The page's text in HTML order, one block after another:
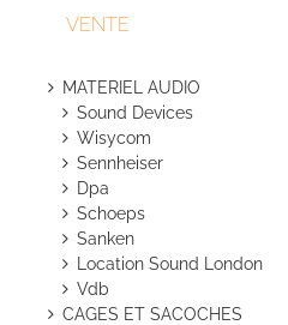
VENTE
MATERIEL AUDIO
Sound Devices
Wisycom
Sennheiser
Dpa
Schoeps
Sanken
Location Sound London
Vdb
CAGES ET SACOCHES